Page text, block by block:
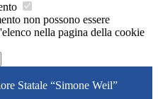
non possono essere
nella pagina della cookie
Statale “Simone Weil”